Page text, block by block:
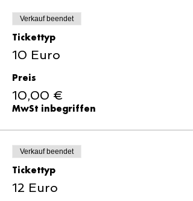
Verkauf beendet
Tickettyp
10 Euro
Preis
10,00 €
MwSt inbegriffen
Verkauf beendet
Tickettyp
12 Euro